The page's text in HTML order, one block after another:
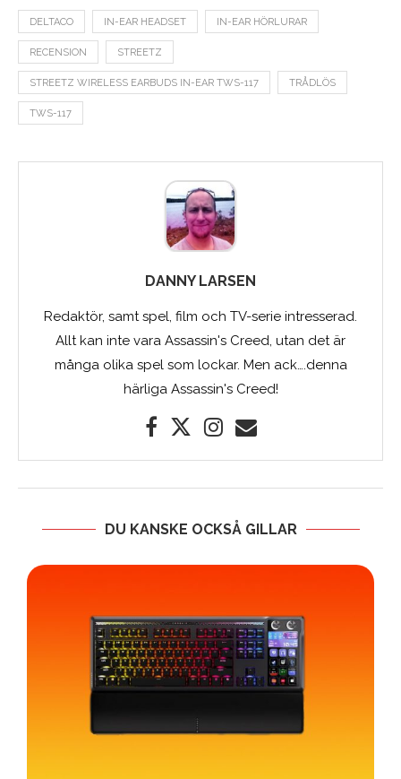
DELTACO IN-EAR HEADSET IN-EAR HÖRLURAR
RECENSION STREETZ
STREETZ WIRELESS EARBUDS IN-EAR TWS-117 TRÅDLÖS
TWS-117
DANNY LARSEN
Redaktör, samt spel, film och TV-serie intresserad.
Allt kan inte vara Assassin's Creed, utan det är
många olika spel som lockar. Men ack….denna
härliga Assassin's Creed!
DU KANSKE OCKSÅ GILLAR